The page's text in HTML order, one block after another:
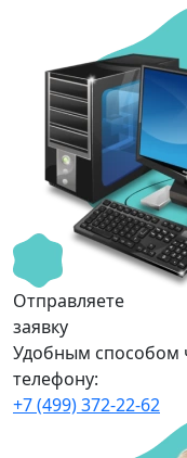
Отправляете
заявку
Удобным способом
телефону:
+7 (499) 372-22-62